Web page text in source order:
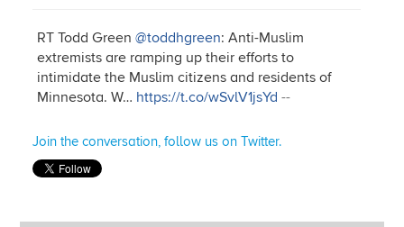
RT Todd Green@toddhgreen: Anti-Muslim
extremists are ramping up their efforts to
intimidate the Muslim citizens and residents of
Minnesota. W… https://t.co/wSvlV1jsYd --
Join the conversation, follow us on Twitter.